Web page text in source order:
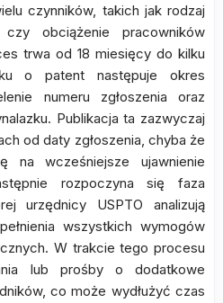
czynników, takich jak rodzaj
czy obciążenie pracowników
trwa od 18 miesięcy do kilku
o patent następuje okres
numeru zgłoszenia oraz
Publikacja ta zazwyczaj
od daty zgłoszenia, chyba że
na wcześniejsze ujawnienie
rozpoczyna się faza
urzędnicy USPTO analizują
wszystkich wymogów
W trakcie tego procesu
lub prośby o dodatkowe
co może wydłużyć czas